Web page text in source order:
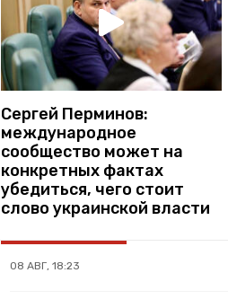
Сергей Перминов:
международное
сообщество может на
конкретных фактах
убедиться, чего стоит
слово украинской власти
08 АВГ, 18:23